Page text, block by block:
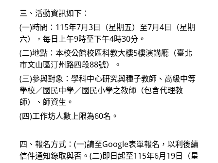
三、活動資訊如下：
(一)時間：115年7月3日（星期五）至7月4日（星期
六），每日上午9時至下午4時30分。
(二)地點：本校公館校區科教大樓5樓演講廳（臺北
市文山區汀州路四段88號）。
(三)參與對象：學科中心研究與種子教師、高級中等
學校／國民中學／國民小學之教師（包含代理教
師）、師資生。
(四)工作坊人數上限為60名。
四、報名方式：(一)請至Google表單報名，以利後續
信件通知錄取與否。(二)即日起至115年6月19日（星